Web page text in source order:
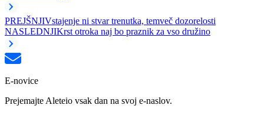
PREJŠNJIVstajenje ni stvar trenutka, temveč dozorelosti
NASLEDNJIKrst otroka naj bo praznik za vso družino
E-novice
Prejemajte Aleteio vsak dan na svoj e-naslov.